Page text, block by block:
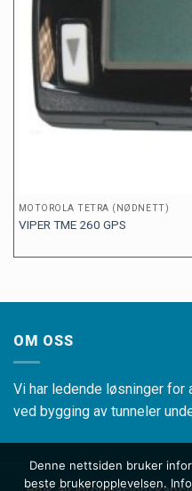
MOTOROLA TETRA (NØDNETT)
VIPER TME 260 GPS
OM OSS
Vi har ledende løsninger
ved bygging av tunneler
Denne nettsiden bruker
beste brukeropplevelsen.